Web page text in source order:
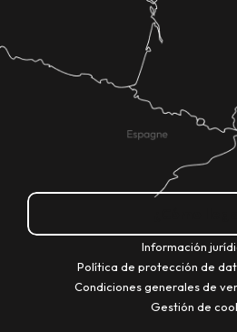
Información
Política de protección de
Condiciones generales de
Gestión de